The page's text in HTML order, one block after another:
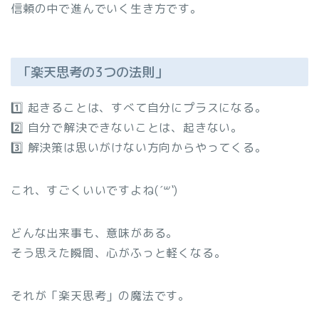
信頼の中で進んでいく生き方です。
「楽天思考の3つの法則」
1️⃣ 起きることは、すべて自分にプラスになる。
2️⃣ 自分で解決できないことは、起きない。
3️⃣ 解決策は思いがけない方向からやってくる。
これ、すごくいいですよね(´꒳`)
どんな出来事も、意味がある。
そう思えた瞬間、心がふっと軽くなる。
それが「楽天思考」の魔法です。